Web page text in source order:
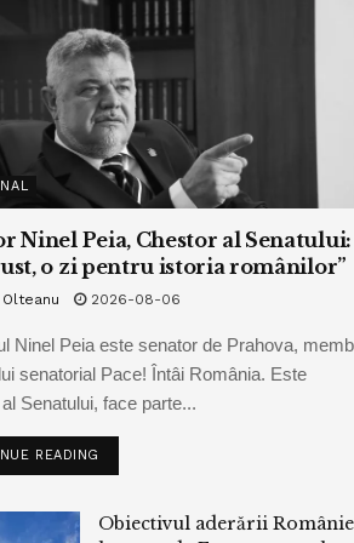
Ninel Peia, Chestor al Senatului:
o zi pentru istoria românilor”
2026-08-06
Ninel Peia este senator de Prahova,
senatorial Pace! Întâi România. Este
Senatului, face parte...
READING
Obiectivul aderării